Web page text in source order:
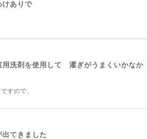
ありで
洗剤を使用して 濯ぎがうまくいかなか
ので、
てきました